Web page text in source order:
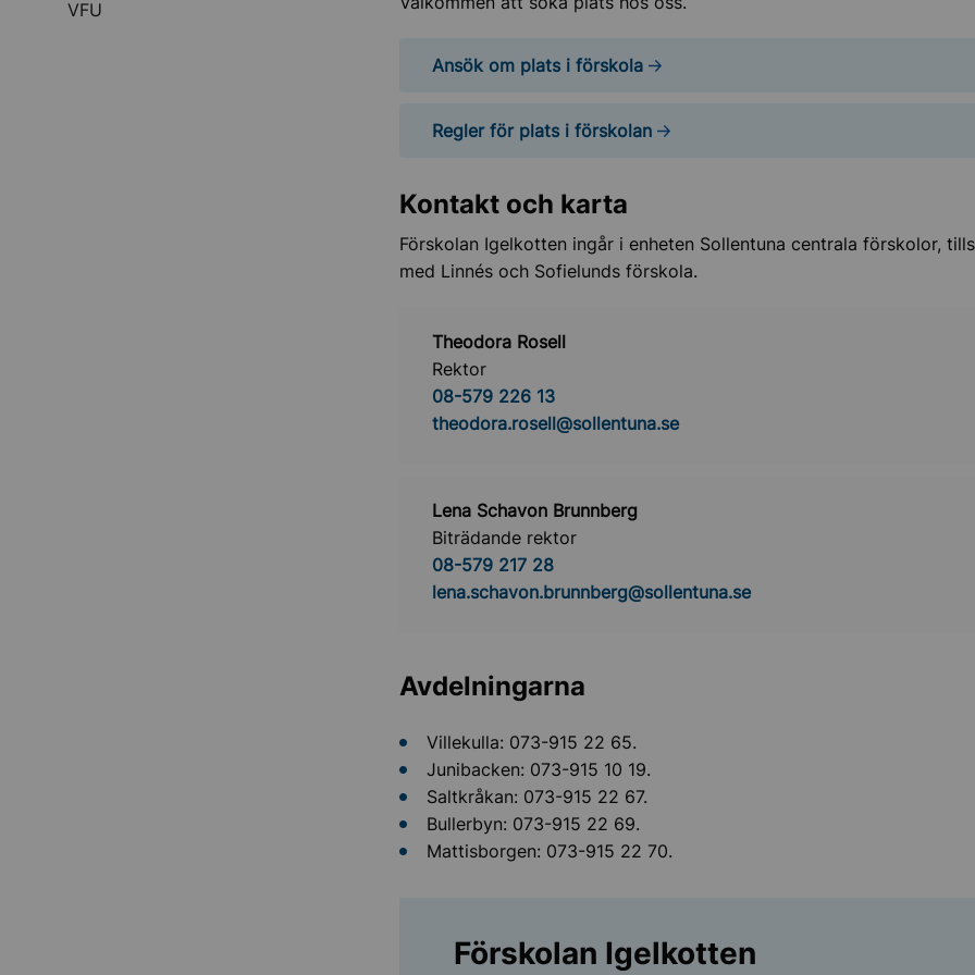
VFU
Ansök om plats i förskola
Regler för plats i förskolan
Kontakt och karta
Förskolan Igelkotten ingår i enheten Sollentuna centrala förskolor,
med Linnés och Sofielunds förskola.
Theodora Rosell
Rektor
08-579 226 13
theodora.rosell@sollentuna.se
Lena Schavon Brunnberg
Biträdande rektor
08-579 217 28
lena.schavon.brunnberg@sollentuna.se
Avdelningarna
Villekulla: 073-915 22 65.
Junibacken: 073-915 10 19.
Saltkråkan: 073-915 22 67.
Bullerbyn: 073-915 22 69.
Mattisborgen: 073-915 22 70.
Förskolan Igelkotten